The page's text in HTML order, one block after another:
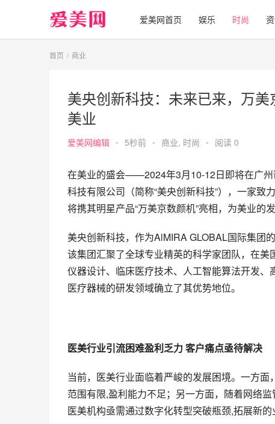
爱美网首页 娱乐 时尚
首页 商业
美央创新科技：未来已来，万
美业
爱美网编辑 • 5秒前 • 商业, 时尚 • 阅读 0
在美业的盛会——2024年3月10-12日即将在广
科技有限公司（简称“美央创新科技”），一家
将携其明星产品“万美京数颜机”亮相，为美业的
美央创新科技，作为AlMIRA GLOBAL国际集团
该集团汇聚了全球专业精英的科学家团队，在
仪器设计、临床医疗技术、人工智能算法开发
医疗器械的研发领域确立了其优势地位。
医美行业引流困难盈利乏力 客户痛点亟待解决
当前，医美行业面临着严峻的发展困境。一方
范围有限,盈利能力不足；另一方面，随着网络
医美机构亟需通过数字化转型突破瓶颈,拓展新的